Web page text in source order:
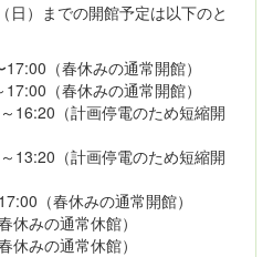
日）までの開館予定は以下のと
（春休みの通常開館）
（春休みの通常開館）
16:20（計画停電のため短縮開
13:20（計画停電のため短縮開
（春休みの通常開館）
休みの通常休館）
休みの通常休館）